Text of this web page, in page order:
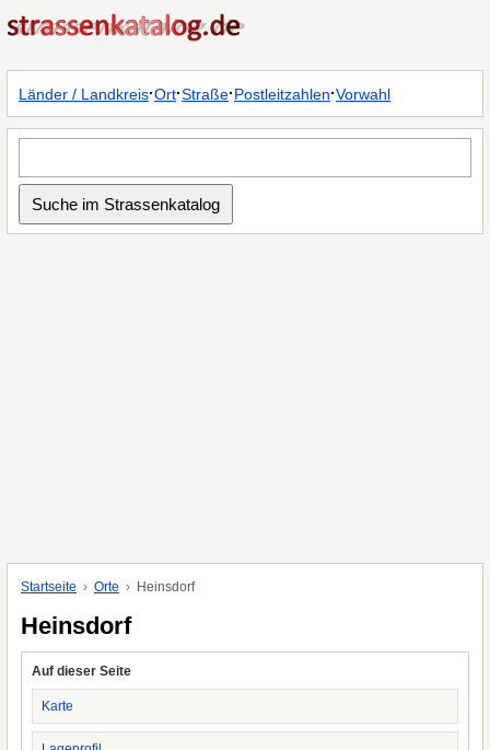
Länder / Landkreis·Ort·Straße·Postleitzahlen·Vorwahl
Startseite Orte Heinsdorf
Heinsdorf
Auf dieser Seite
Karte